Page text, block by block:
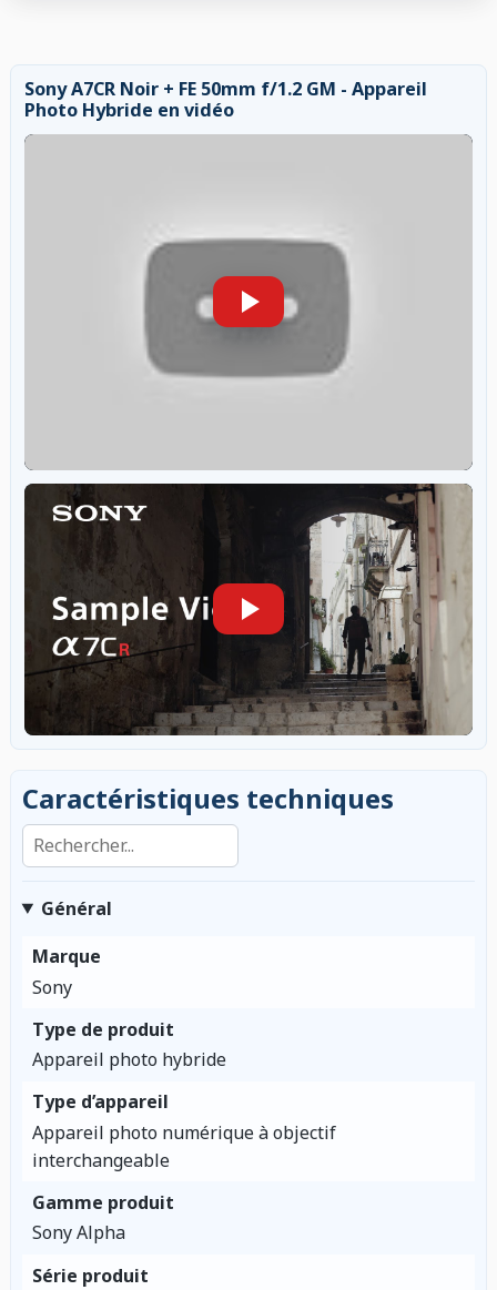
Sony A7CR Noir + FE 50mm f/1.2 GM - Appareil
Photo Hybride en vidéo
Caractéristiques techniques
Rechercher dans les caractéristiques
Général
Marque
Sony
Type de produit
Appareil photo hybride
Type d’appareil
Appareil photo numérique à objectif
interchangeable
Gamme produit
Sony Alpha
Série produit